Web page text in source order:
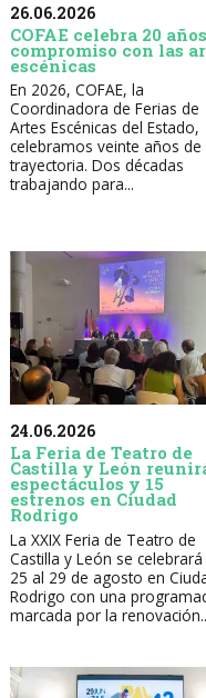
26.06.2026
COFAE celebra 20
compromiso con las
escénicas
En 2026, COFAE, la
Coordinadora de Ferias de
Artes Escénicas del Estado,
celebramos veinte años de
trayectoria. Dos décadas
trabajando para...
24.06.2026
La Feria de Teatro de
Castilla y León
espectáculos y 15
estrenos en Ciudad
Rodrigo
La XXIX Feria de Teatro de
Castilla y León se celebrará
25 al 29 de agosto en
Rodrigo con una
marcada por la